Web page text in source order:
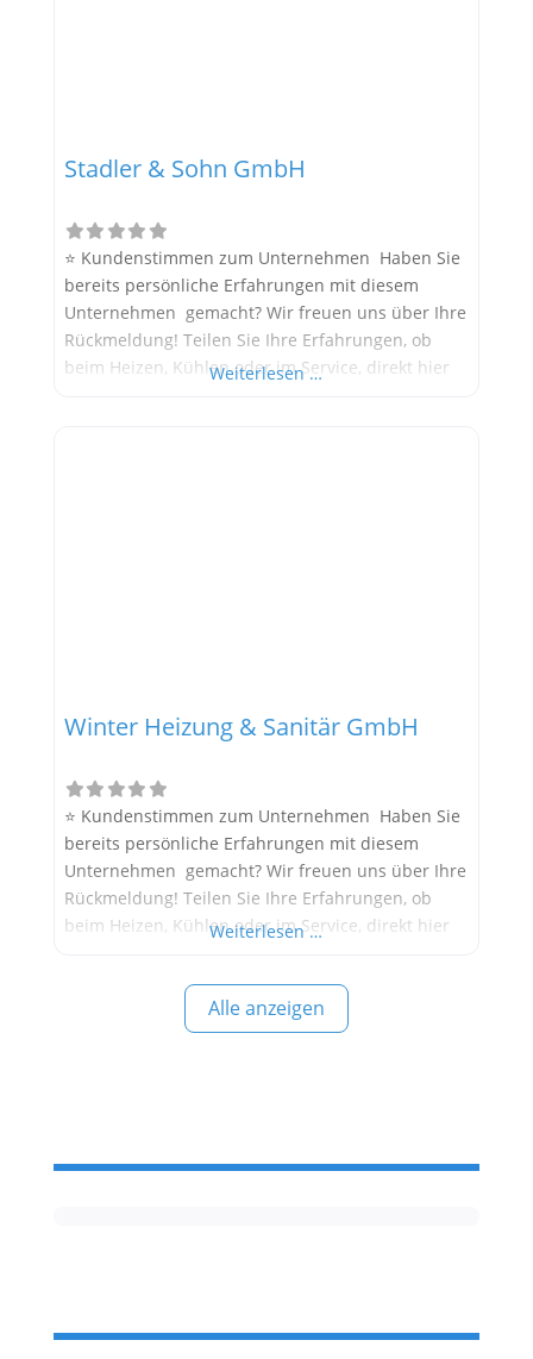
Stadler & Sohn GmbH
⭐ Kundenstimmen zum Unternehmen Haben Sie
bereits persönliche Erfahrungen mit diesem
Unternehmen gemacht? Wir freuen uns über Ihre
Rückmeldung! Teilen Sie Ihre Erfahrungen, ob
beim Heizen, Kühlen oder im Service, direkt hier
Weiterlesen …
Winter Heizung & Sanitär GmbH
⭐ Kundenstimmen zum Unternehmen Haben Sie
bereits persönliche Erfahrungen mit diesem
Unternehmen gemacht? Wir freuen uns über Ihre
Rückmeldung! Teilen Sie Ihre Erfahrungen, ob
beim Heizen, Kühlen oder im Service, direkt hier
helfen anderen Interessenten bei der
Anbieterauswahl. Sollten Sie eine kritische
Meinung äußern, so geben Sie diese bitte mit
Weiterlesen …
Alle anzeigen